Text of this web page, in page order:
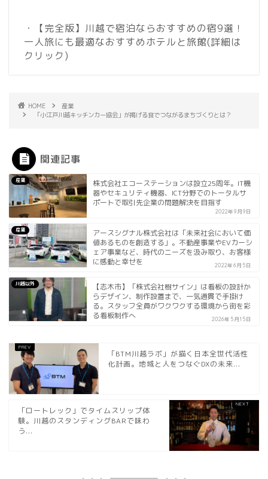
・【完全版】川越で宿泊ならおすすめの宿9選！
一人旅にも最適なおすすめホテルと旅館(詳細は
クリック)
HOME
産業
「小江戸川越キッチンカー協会」が掲げる食でつながるまちづくりとは？
関連記事
産業
株式会社エコーステーションは設立25周年。IT機
器やセキュリティ機器、ICT分野でのトータルサ
ポートで取引先企業の問題解決を目指す
2022年9月9日
産業
アースシグナル株式会社は「未来社会において価
値あるものを創造する」。不動産事業やEVカーシ
ェア事業など、時代のニーズを汲み取り、お客様
に感動と幸せを
2022年6月5日
川越以外
【志木市】「株式会社樹サイン」は看板の設計か
らデザイン、制作設置まで、一気通貫で手掛け
る。スタッフ全員がワクワクする環境から街を彩
る看板制作へ
2026年5月15日
「BTM川越ラボ」が描く日本全世代活性
化計画。地域と人をつなぐDXの未来...
「ロートレック」でタイムスリップ体
験。川越のスタンディングBARで味わ
う...